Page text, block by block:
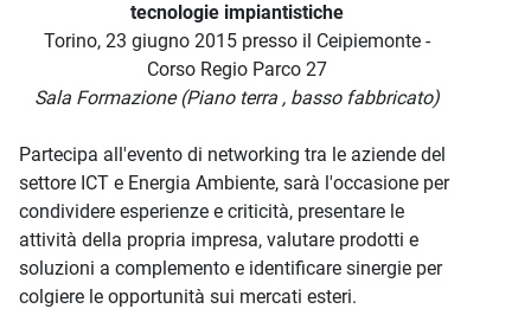
tecnologie impiantistiche
Torino, 23 giugno 2015 presso il Ceipiemonte -
Corso Regio Parco 27
Sala Formazione (Piano terra , basso fabbricato)
Partecipa all'evento di networking tra le aziende del
settore ICT e Energia Ambiente, sarà l'occasione per
condividere esperienze e criticità, presentare le
attività della propria impresa, valutare prodotti e
soluzioni a complemento e identificare sinergie per
colgiere le opportunità sui mercati esteri.